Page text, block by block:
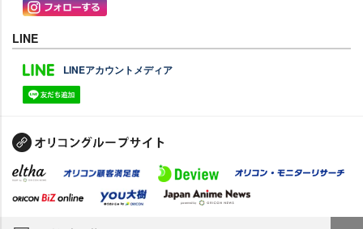
LINE
LINEアカウントメディア